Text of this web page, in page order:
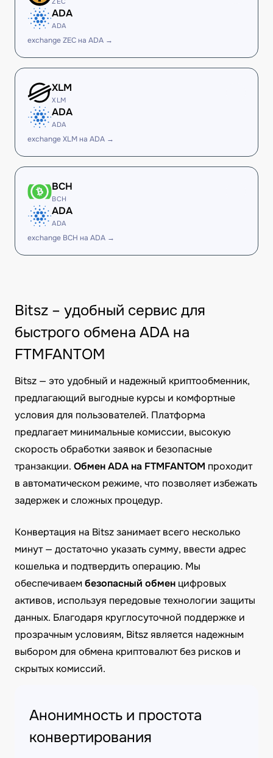
ADA
ADA
exchange ZEC на ADA →
XLM
XLM
ADA
ADA
exchange XLM на ADA →
BCH
BCH
ADA
ADA
exchange BCH на ADA →
Bitsz – удобный сервис для
быстрого обмена ADA на
FTMFANTOM
Bitsz — это удобный и надежный криптообменник,
предлагающий выгодные курсы и комфортные
условия для пользователей. Платформа
предлагает минимальные комиссии, высокую
скорость обработки заявок и безопасные
транзакции. Обмен ADA на FTMFANTOM проходит
в автоматическом режиме, что позволяет избежать
задержек и сложных процедур.
Конвертация на Bitsz занимает всего несколько
минут — достаточно указать сумму, ввести адрес
кошелька и подтвердить операцию. Мы
обеспечиваембезопасный обмен цифровых
активов, используя передовые технологии защиты
данных. Благодаря круглосуточной поддержке и
прозрачным условиям, Bitsz является надежным
выбором для обмена криптовалют без рисков и
скрытых комиссий.
Анонимность и простота
конвертирования